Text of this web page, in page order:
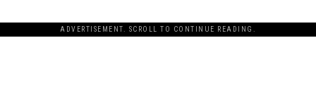
ADVERTISEMENT. SCROLL TO CONTINUE READING.